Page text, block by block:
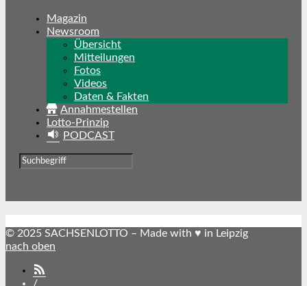
Magazin
Newsroom
Übersicht
Mitteilungen
Fotos
Videos
Daten & Fakten
Annahmestellen
Lotto-Prinzip
PODCAST
© 2025 SACHSENLOTTO – Made with ♥ in Leipzig
nach oben
/